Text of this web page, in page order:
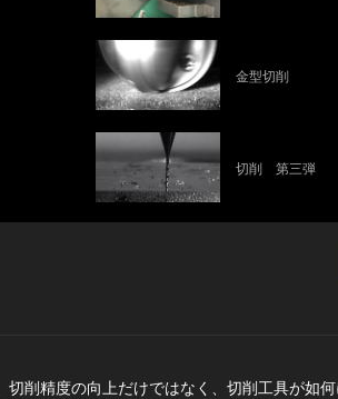
削精度の向上だけではなく、切削工具が如何
金型切削
切削 第三弾